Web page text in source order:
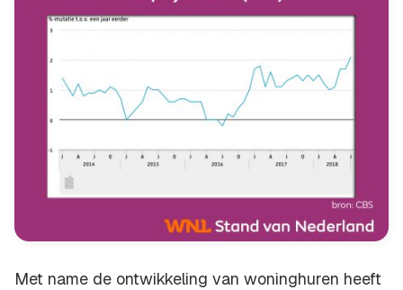
Met name de ontwikkeling van woninghuren heeft